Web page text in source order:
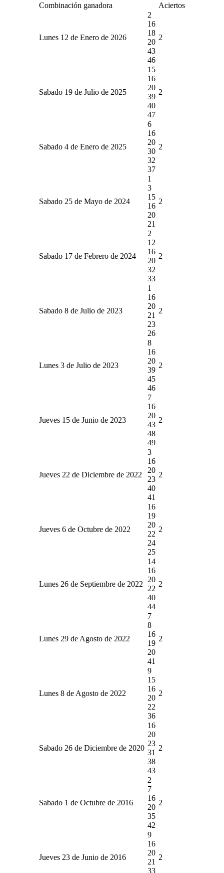
Combinación ganadora Aciertos
Lunes 12 de Enero de 2026
2
16
18
20
43
46
2
Sabado 19 de Julio de 2025
15
16
20
39
40
47
2
Sabado 4 de Enero de 2025
6
16
20
30
32
37
2
Sabado 25 de Mayo de 2024
1
3
15
16
20
21
2
Sabado 17 de Febrero de 2024
2
12
16
20
32
33
2
Sabado 8 de Julio de 2023
1
16
20
21
23
26
2
Lunes 3 de Julio de 2023
8
16
20
39
45
46
2
Jueves 15 de Junio de 2023
7
16
20
43
48
49
2
Jueves 22 de Diciembre de 2022
3
16
20
23
40
41
2
Jueves 6 de Octubre de 2022
16
19
20
22
24
25
2
Lunes 26 de Septiembre de 2022
14
16
20
22
40
44
2
Lunes 29 de Agosto de 2022
7
8
16
19
20
41
2
Lunes 8 de Agosto de 2022
9
15
16
20
22
36
2
Sabado 26 de Diciembre de 2020
16
20
23
31
38
43
2
Sabado 1 de Octubre de 2016
2
7
16
20
35
42
2
Jueves 23 de Junio de 2016
9
16
20
21
33
2